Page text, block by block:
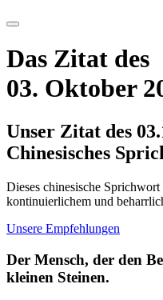
Das Zitat des
03. Oktober
Unser Zitat des
Chinesisches
Dieses chinesische
kontinuierlichem und
Unsere Empfehlungen
Der Mensch, der den
kleinen Steinen.